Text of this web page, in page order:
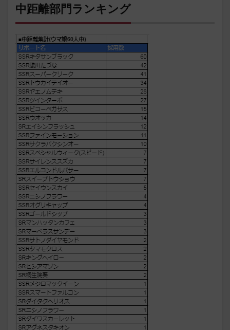
中距離部門ランキング